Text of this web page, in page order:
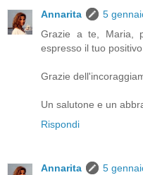
Annarita
5
Grazie a te, Maria,
espresso il tuo
Grazie
Un salutone e un
Rispondi
Annarita
5